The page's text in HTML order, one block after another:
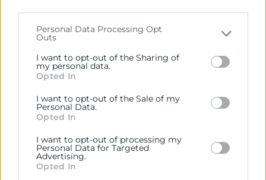
Please note that this website/app uses one or more
Google services and may gather and store information
including but not limited to your visit or usage
behaviour. You may click to grant or deny consent to
below specified purposes in below Google consent
section.
Personal Data Processing Opt
Outs
I want to opt-out of the Sharing of
my personal data.
Opted In
I want to opt-out of the Sale of my
Personal Data.
Opted In
I want to opt-out of processing my
Personal Data for Targeted
Advertising.
Opted In
Comunicación inteligente: El uso de los
Bots y complementos
Ventajas y aplicaciones
Como añadir un Bote en el espacio
Como trabajar con Teams desde el APP móvil
Caso práctico : Generar una experiencia práctica con
enfoques, modelos y metodologías vinculados a las
nuevas maneras de hacer y trabajar en la era digital.